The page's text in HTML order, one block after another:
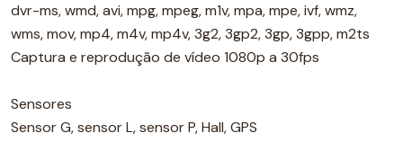
dvr-ms, wmd, avi, mpg, mpeg, m1v, mpa, mpe, ivf, wmz,
wms, mov, mp4, m4v, mp4v, 3g2, 3gp2, 3gp, 3gpp, m2ts
Captura e reprodução de vídeo 1080p a 30fps
Sensores
Sensor G, sensor L, sensor P, Hall, GPS